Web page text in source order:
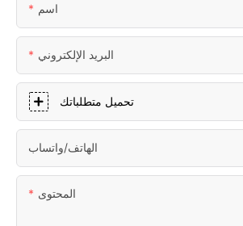
اسم
البريد الإلكتروني
تحميل متطلباتك
الهاتف/واتساب
المحتوى